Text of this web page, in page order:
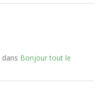
dans Bonjour tout le